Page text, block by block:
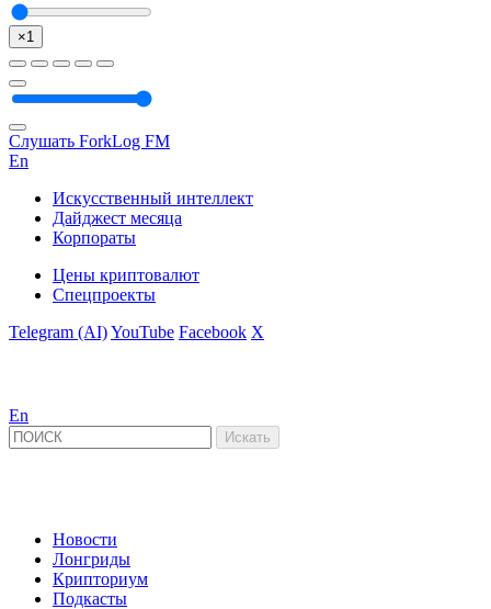
×1
Слушать ForkLog FM
En
Искусственный интеллект
Дайджест месяца
Корпораты
Цены криптовалют
Спецпроекты
Telegram (AI)YouTube Facebook X
En
Новости
Лонгриды
Крипториум
Подкасты